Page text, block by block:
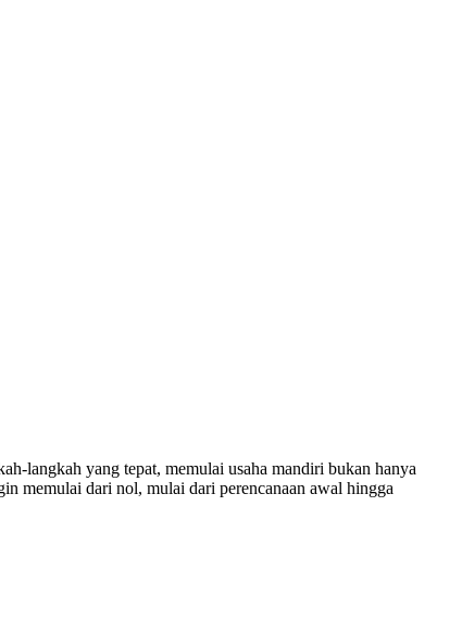
langkah yang tepat, memulai usaha mandiri bukan hanya
memulai dari nol, mulai dari perencanaan awal hingga